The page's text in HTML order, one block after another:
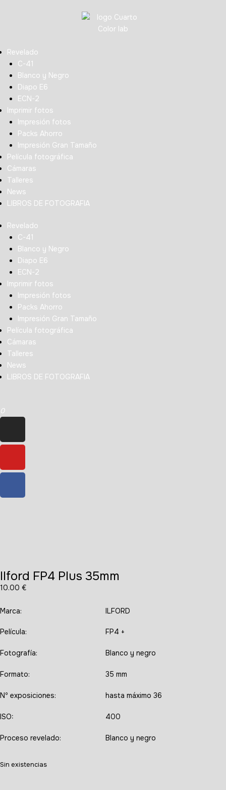
Revelado
C-41
Blanco y Negro
Diapo E6
ECN-2
Imprimir fotos
Impresión fotos
Packs Ahorro
Impresión Gran Tamaño
Película fotográfica
Cámaras
Talleres
News
LIBROS DE FOTOGRAFIA
Revelado
C-41
Blanco y Negro
Diapo E6
ECN-2
Imprimir fotos
Impresión fotos
Packs Ahorro
Impresión Gran Tamaño
Película fotográfica
Cámaras
Talleres
News
LIBROS DE FOTOGRAFIA
0
Ilford FP4 Plus 35mm
10.00 €
Marca: ILFORD
Película: FP4 +
Fotografía: Blanco y negro
Formato: 35 mm
Nº exposiciones: hasta máximo 36
ISO: 400
Proceso revelado: Blanco y negro
Sin existencias